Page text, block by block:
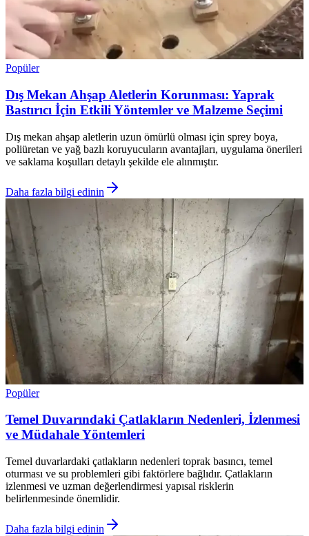
Popüler
Dış Mekan Ahşap Aletlerin Korunması: Yaprak
Bastırıcı İçin Etkili Yöntemler ve Malzeme Seçimi
Dış mekan ahşap aletlerin uzun ömürlü olması için sprey boya,
poliüretan ve yağ bazlı koruyucuların avantajları, uygulama önerileri
ve saklama koşulları detaylı şekilde ele alınmıştır.
Daha fazla bilgi edinin
Popüler
Temel Duvarındaki Çatlakların Nedenleri, İzlenmesi
ve Müdahale Yöntemleri
Temel duvarlardaki çatlakların nedenleri toprak basıncı, temel
oturması ve su problemleri gibi faktörlere bağlıdır. Çatlakların
izlenmesi ve uzman değerlendirmesi yapısal risklerin
belirlenmesinde önemlidir.
Daha fazla bilgi edinin